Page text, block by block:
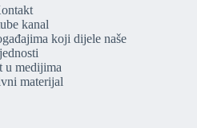
kanal
koji dijele naše
u medijima
materijal